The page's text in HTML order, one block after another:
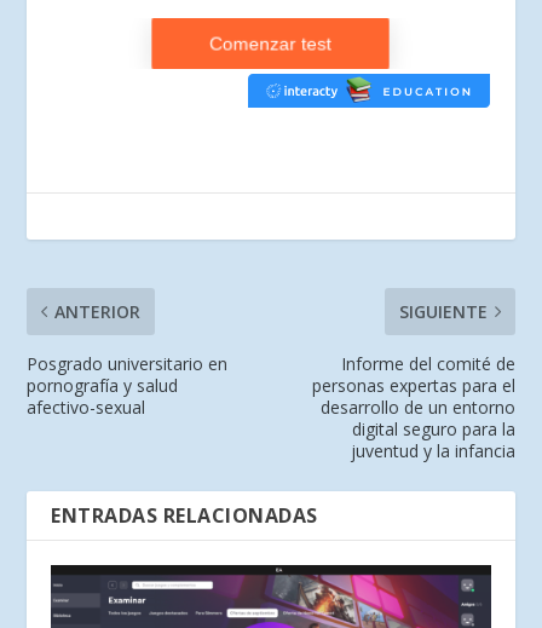
ANTERIOR
Posgrado universitario en
pornografía y salud
afectivo-sexual
SIGUIENTE
Informe del comité de
personas expertas para el
desarrollo de un entorno
digital seguro para la
juventud y la infancia
ENTRADAS RELACIONADAS